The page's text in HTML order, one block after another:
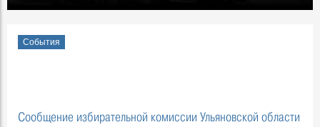
События
Сообщение избирательной комиссии Ульяновской области